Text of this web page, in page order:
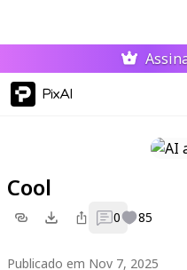
PixAI
Cool
0 85
Publicado em Nov 7, 2025